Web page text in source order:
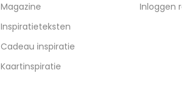
Magazine
Inspiratieteksten
Cadeau inspiratie
Kaartinspiratie
Inloggen